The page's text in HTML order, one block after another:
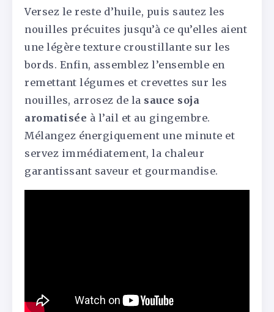
Versez le reste d’huile, puis sautez les
nouilles précuites jusqu’à ce qu’elles aient
une légère texture croustillante sur les
bords. Enfin, assemblez l’ensemble en
remettant légumes et crevettes sur les
nouilles, arrosez de la sauce soja
aromatisée à l’ail et au gingembre.
Mélangez énergiquement une minute et
servez immédiatement, la chaleur
garantissant saveur et gourmandise.